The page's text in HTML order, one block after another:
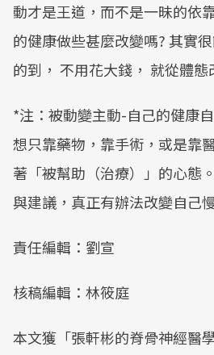
動才是王道，而不是一昧的依
的健康做些甚麼改變嗎? 其實
的到， 不用花大錢， 就從體態
*注：被動變主動-自己的健康
想只靠藥物，靠手術，或是靠
著「被幫助（治療）」的心態
與建議，真正有辦法改變自己
責任編輯：劉宣
核稿編輯：林筱庭
本文獲「張軒彬的脊骨神經醫